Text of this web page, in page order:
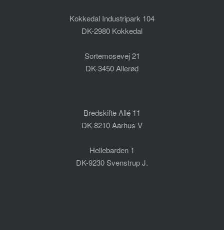
Kokkedal Industripark 104
DK-2980 Kokkedal
Sortemosevej 21
DK-3450 Allerød
Bredskifte Allé 11
DK-8210 Aarhus V
Hellebarden 1
DK-9230 Svenstrup J.